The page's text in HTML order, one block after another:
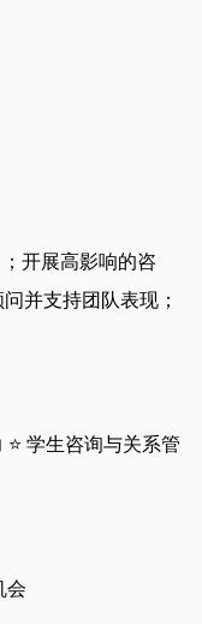
开展高影响的咨
并支持团队表现；
学生咨询与关系管
会